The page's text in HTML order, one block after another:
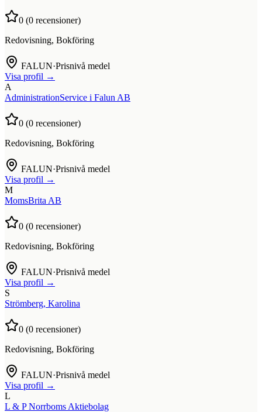
0 (0 recensioner)
Redovisning, Bokföring
FALUN·Prisnivå medel
Visa profil →
A
AdministrationService i Falun AB
0 (0 recensioner)
Redovisning, Bokföring
FALUN·Prisnivå medel
Visa profil →
M
MomsBrita AB
0 (0 recensioner)
Redovisning, Bokföring
FALUN·Prisnivå medel
Visa profil →
S
Strömberg, Karolina
0 (0 recensioner)
Redovisning, Bokföring
FALUN·Prisnivå medel
Visa profil →
L
L & P Norrboms Aktiebolag